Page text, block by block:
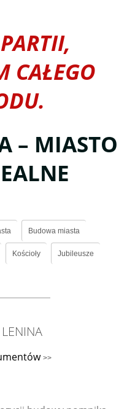
CAŁEGO
– MIASTO
Budowa miasta
Kościoły Jubileusze
>>